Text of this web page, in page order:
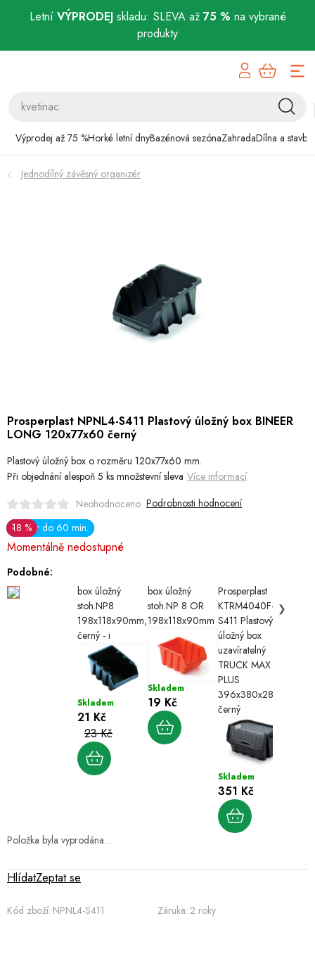
Letní VÝPRODEJskladu: SLEVA až 75 % na vybrané
produkty
Výprodej až 75 %Horké letní dnyBazénová sezónaZahradaDílna a stavba
Bazénová sezóna
Zahrada
Chovatelské potřeby
World Cleanup Day
Akční ceny
Půjčovna Kontaktuje nás
Obchodní podmínky
Vrácení a reklamace
Obchodní podmínky pro podnikatele
Jednodílný závěsný organizér
8 KčMěrná
cena:
Položka byla vyprodána…
Momentálně nedostupné
Podobné:
box úložný
stoh.NP8
198x118x90mm,
černý - i
8 %
Skladem
21 Kč
23 Kč
box úložný
stoh.NP 8 OR
198x118x90mm
Odběr do 60 min.
Skladem
19 Kč
Prosperplast
KTRM4040F-
S411 Plastový
úložný box
uzavíratelný
TRUCK MAX
PLUS
396x380x282,
černý
Odběr do 60 min.
Skladem
351 Kč
Odběr do 60 min.
18 %
❯
Kód zboží: NPNL4-S411 Záruka: 2 roky
Zeptat se
Hlídat
Prosperplast NPNL4-S411 Plastový úložný box BINEER
LONG 120x77x60 černý
Plastový úložný box o rozměru 120x77x60 mm.
Při objednání alespoň 5 ks množstevní sleva Více informací
Neohodnoceno Podrobnosti hodnocení